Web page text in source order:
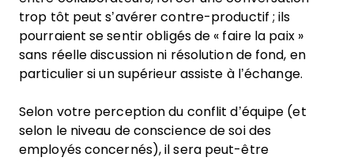
trop tôt peut s’avérer contre-productif ; ils
pourraient se sentir obligés de « faire la paix »
sans réelle discussion ni résolution de fond, en
particulier si un supérieur assiste à l’échange.
Selon votre perception du conflit d’équipe (et
selon le niveau de conscience de soi des
employés concernés), il sera peut-être